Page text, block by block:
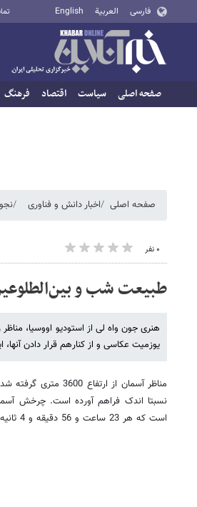
فارسی العربية English
صفحه اصلی سیاست اقتصاد فرهنگ
صفحه اصلی اخبار دانش و فناوری
۰ نفر
طبیعت شب و
هنری جون واه لی از استودیو اووسیا،
یوزمیت عکاسی و از کنارهم قرار دادن
مناظر آسمان از
نسبتا اندک فراهم آورده است. چرخش
است که هر 23 ساعت و 56 دقیقه و 4 ثانیه یک‌بار به دور خود می‌گردد.